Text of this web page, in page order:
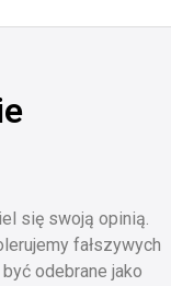
się swoją opinią.
fałszywych
odebrane jako